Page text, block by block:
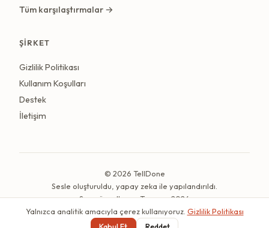
Tüm karşılaştırmalar →
ŞIRKET
Gizlilik Politikası
Kullanım Koşulları
Destek
İletişim
© 2026 TellDone
Sesle oluşturuldu, yapay zeka ile yapılandırıldı.
Son güncelleme: Temmuz 2026
Türkçe
Yalnızca analitik amacıyla çerez kullanıyoruz. Gizlilik Politikası